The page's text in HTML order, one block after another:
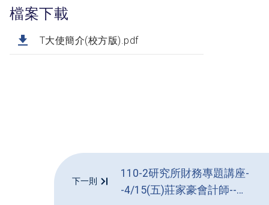
檔案下載
T大使簡介(校方版).pdf
下一則
110-2研究所財務專題講座-
-4/15(五)莊家豪會計師--演